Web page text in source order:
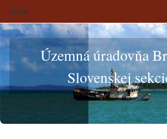
Územná úradovňa
Slovenskej
Menu